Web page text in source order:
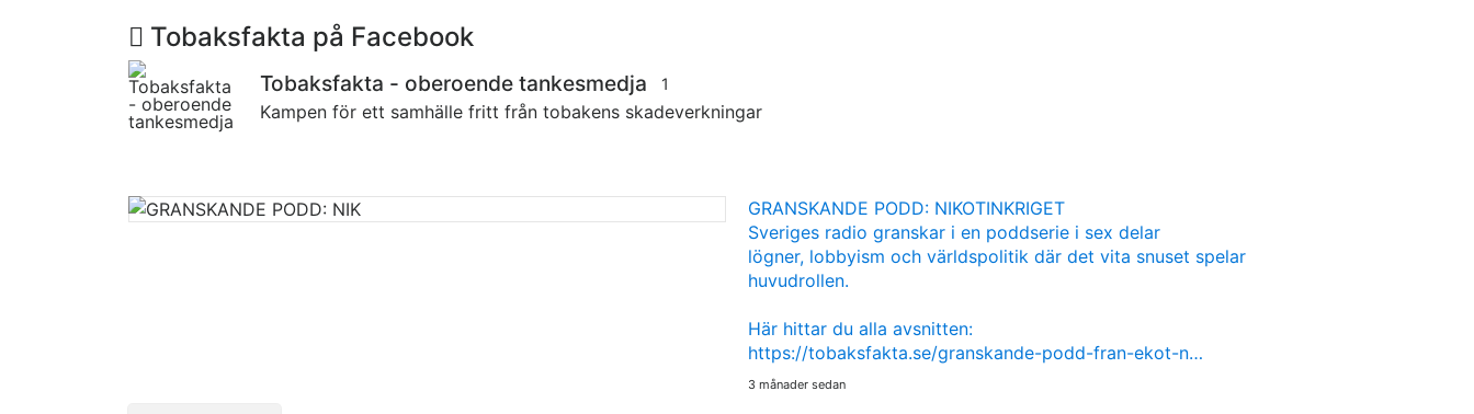
Tobaksfakta på Facebook
Tobaksfakta - oberoende tankesmedja 1
Kampen för ett samhälle fritt från tobakens skadeverkningar
GRANSKANDE PODD: NIKOTINKRIGET
Sveriges radio granskar i en poddserie i sex delar
lögner, lobbyism och världspolitik där det vita snuset spelar
huvudrollen.
Här hittar du alla avsnitten:
https://tobaksfakta.se/granskande-podd-fran-ekot-n…
3 månader sedan